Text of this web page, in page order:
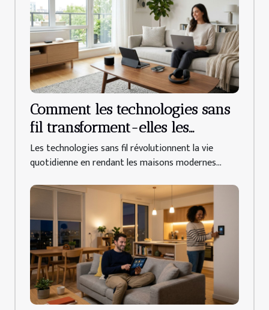
Comment les technologies sans
fil transforment-elles les
maisons modernes ?
Les technologies sans fil révolutionnent la vie
quotidienne en rendant les maisons modernes...